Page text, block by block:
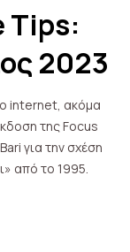
Tips:
2023
internet, ακόμα
της Focus
για την σχέση
από το 1995.